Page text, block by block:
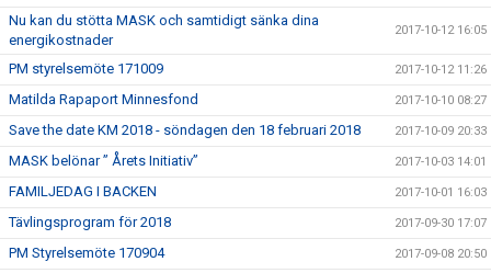
Nu kan du stötta MASK och samtidigt sänka dina
energikostnader
2017-10-12 16:05
PM styrelsemöte 171009 2017-10-12 11:26
Matilda Rapaport Minnesfond 2017-10-10 08:27
Save the date KM 2018 - söndagen den 18 februari 2018 2017-10-09 20:33
MASK belönar ” Årets Initiativ” 2017-10-03 14:01
FAMILJEDAG I BACKEN 2017-10-01 16:03
Tävlingsprogram för 2018 2017-09-30 17:07
PM Styrelsemöte 170904 2017-09-08 20:50